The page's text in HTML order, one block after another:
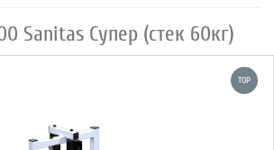
Sanitas Супер (стек 60кг)
TOP